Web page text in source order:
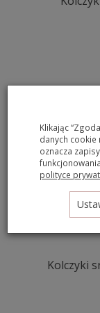
Kolczyki
Klikając
danych cookie
oznacza
polityce